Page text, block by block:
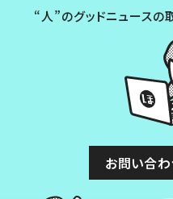
“人”のグッドニュースの
お問い合